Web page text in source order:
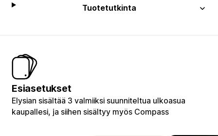
Tuotetutkinta
Esiasetukset
Elysian sisältää 3 valmiiksi suunniteltua ulkoasua
kaupallesi, ja siihen sisältyy myös Compass